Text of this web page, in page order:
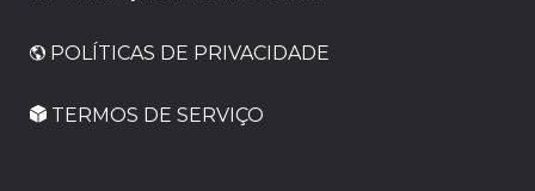
POLÍTICAS DE PRIVACIDADE
TERMOS DE SERVIÇO